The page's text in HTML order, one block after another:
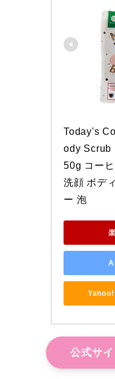
Today's
ody Scrub
50g コー
洗顔 ボデ
ー 泡
Yahoo!
公式サ